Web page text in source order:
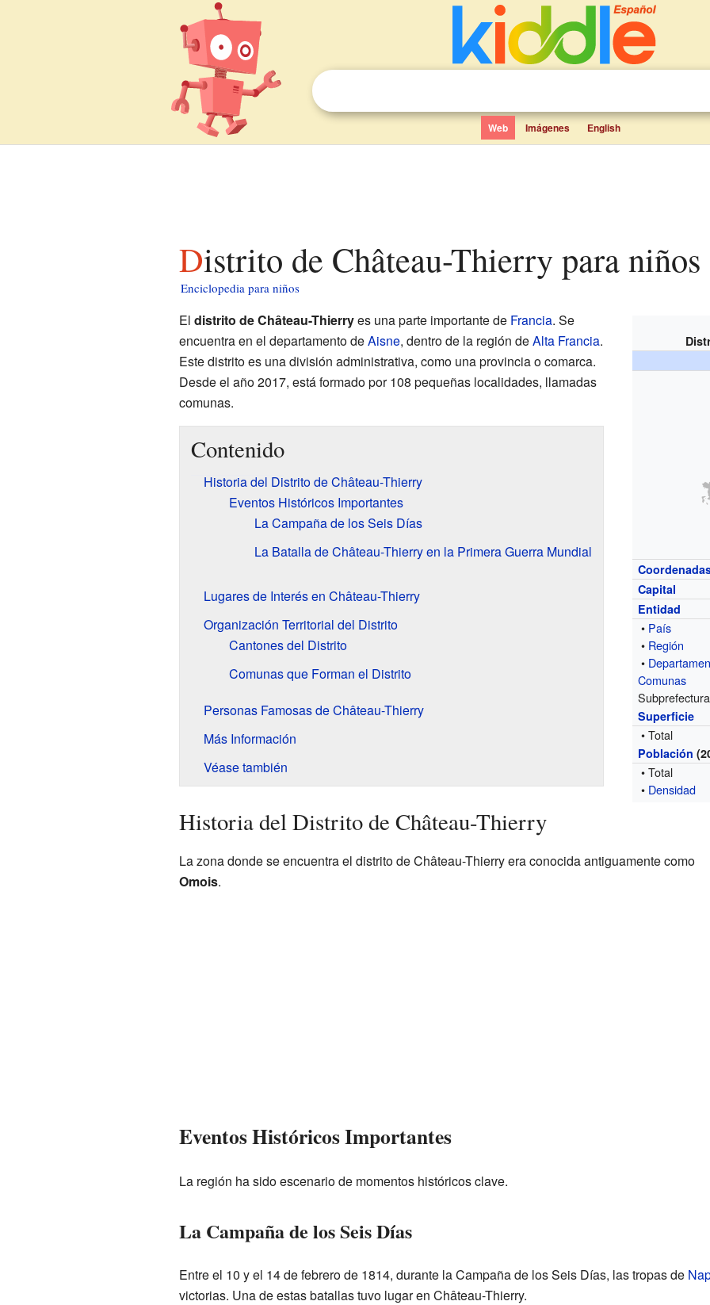
Web Imágenes English
Distrito de Château-Thierry para niños
Enciclopedia para niños
Capital
Entidad
• País
• Región
•
Comunas
Subprefectura
Superficie
• Total
Población
• Total
• Densidad
El distrito de Château-Thierryes una parte importante de Francia. Se
encuentra en el departamento deAisne, dentro de la región deAlta Francia.
Este distrito es una división administrativa, como una provincia o comarca.
Desde el año 2017, está formado por 108 pequeñas localidades, llamadas
comunas.
Contenido
Historia del Distrito de Château-Thierry
Eventos Históricos Importantes
La Campaña de los Seis Días
La Batalla de Château-Thierry en la Primera Guerra Mundial
Lugares de Interés en Château-Thierry
Organización Territorial del Distrito
Cantones del Distrito
Comunas que Forman el Distrito
Personas Famosas de Château-Thierry
Más Información
Véase también
Historia del Distrito de Château-Thierry
La zona donde se encuentra el distrito de Château-Thierry era conocida antiguamente como
Omois.
Eventos Históricos Importantes
La región ha sido escenario de momentos históricos clave.
La Campaña de los Seis Días
Entre el 10 y el 14 de febrero de 1814, durante la Campaña de los Seis Días, las tropas de
victorias. Una de estas batallas tuvo lugar en Château-Thierry.